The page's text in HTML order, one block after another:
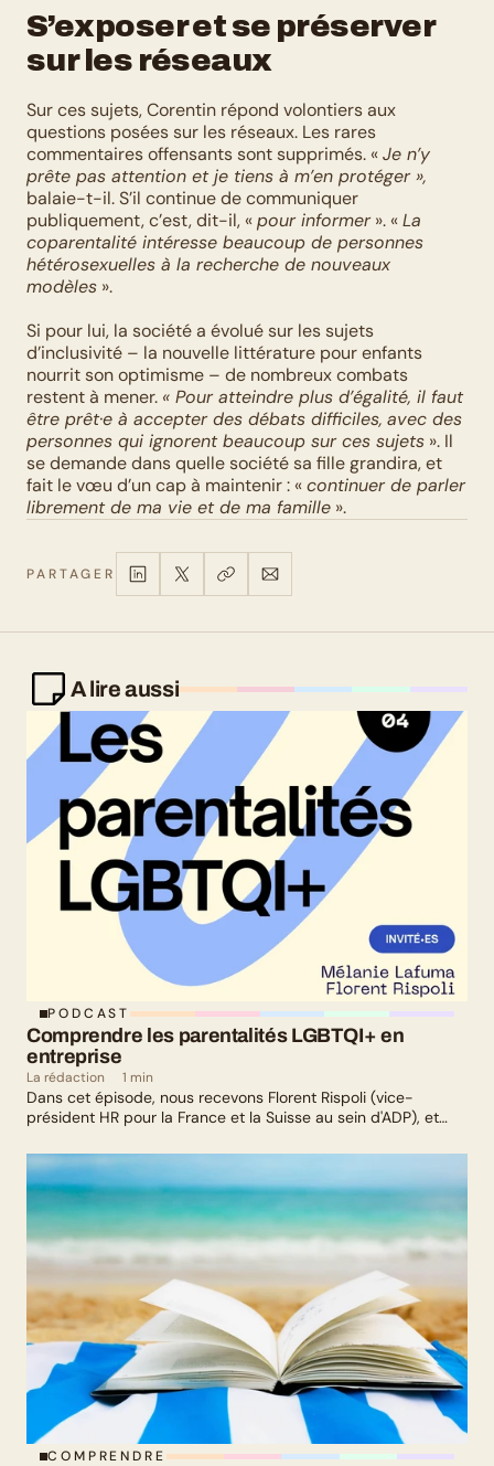
S’exposer et se préserver
sur les réseaux
Sur ces sujets, Corentin répond volontiers aux
questions posées sur les réseaux. Les rares
commentaires offensants sont supprimés. « Je n’y
prête pas attention et je tiens à m’en protéger »,
balaie-t-il. S’il continue de communiquer
publiquement, c’est, dit-il, « pour informer ». « La
coparentalité intéresse beaucoup de personnes
hétérosexuelles à la recherche de nouveaux
modèles ».
Si pour lui, la société a évolué sur les sujets
d’inclusivité – la nouvelle littérature pour enfants
nourrit son optimisme – de nombreux combats
restent à mener. « Pour atteindre plus d’égalité, il faut
être prêt·e à accepter des débats difficiles, avec des
personnes qui ignorent beaucoup sur ces sujets ». Il
se demande dans quelle société sa fille grandira, et
fait le vœu d’un cap à maintenir : « continuer de parler
librement de ma vie et de ma famille ».
PARTAGER
A lire aussi
PODCAST
Comprendre les parentalités LGBTQI+ en
entreprise
La rédaction 1 min
Dans cet épisode, nous recevons Florent Rispoli (vice-
président HR pour la France et la Suisse au sein d'ADP), et
leurs parcours de parents LGBTQ+.
COMPRENDRE